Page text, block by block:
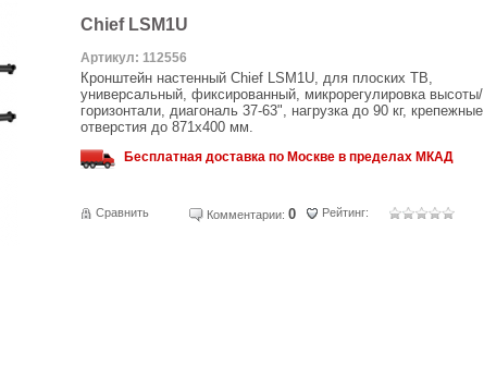
Chief LSM1U
Артикул: 112556
Кронштейн настенный Chief LSM1U, для плоских ТВ,
универсальный, фиксированный, микрорегулировка высоты/
горизонтали, диагональ 37-63", нагрузка до 90 кг, крепежные
отверстия до 871х400 мм.
Бесплатная доставка по Москве в пределах МКАД
Сравнить Комментарии: 0 Рейтинг: